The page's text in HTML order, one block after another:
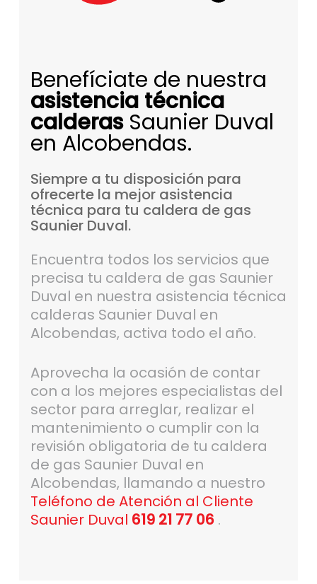
Benefíciate de nuestra
asistencia técnica
calderasSaunier Duval
en Alcobendas.
Siempre a tu disposición para
ofrecerte la mejor asistencia
técnica para tu caldera de gas
Saunier Duval.
Encuentra todos los servicios que
precisa tu caldera de gas Saunier
Duval en nuestra asistencia técnica
calderas Saunier Duval en
Alcobendas, activa todo el año.
Aprovecha la ocasión de contar
con a los mejores especialistas del
sector para arreglar, realizar el
mantenimiento o cumplir con la
revisión obligatoria de tu caldera
de gas Saunier Duval en
Alcobendas, llamando a nuestro
Teléfono de Atención al Cliente
Saunier Duval 619 21 77 06 .